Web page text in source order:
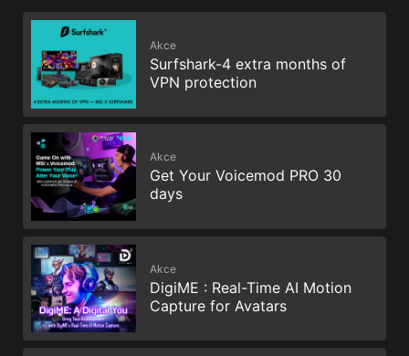
Akce
Surfshark-4 extra months of
VPN protection
Akce
Get Your Voicemod PRO 30
days
Akce
DigiME : Real-Time AI Motion
Capture for Avatars